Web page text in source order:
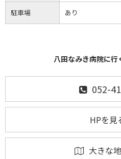
駐車場 あり
八田なみき病院に行
052-
HPを見
大きな